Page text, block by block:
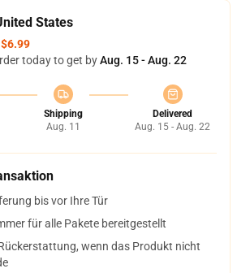
States
$6.99
today to get byAug. 15 - Aug. 22
Shipping
Aug. 11
Delivered
Aug. 15 - Aug. 22
bis vor Ihre Tür
für alle Pakete bereitgestellt
wenn das Produkt nicht